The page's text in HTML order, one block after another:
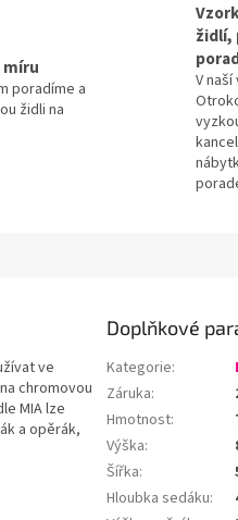
míru
poradíme a
židli na
židlí,
V
ve
chromovou
MIA lze
a opěrák,
Doplňkové
Kategorie:
Záruka:
Hmotnost:
Výška:
Šířka:
Hloubka sedáku: